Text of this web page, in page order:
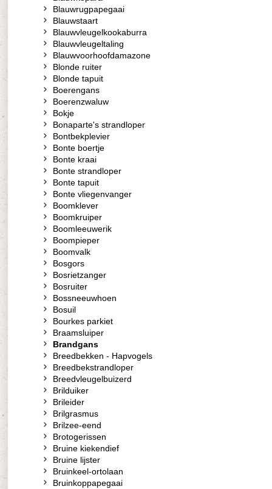
Blauwrugpapegaai
Blauwstaart
Blauwvleugelkookaburra
Blauwvleugeltaling
Blauwvoorhoofdamazone
Blonde ruiter
Blonde tapuit
Boerengans
Boerenzwaluw
Bokje
Bonaparte's strandloper
Bontbekplevier
Bonte boertje
Bonte kraai
Bonte strandloper
Bonte tapuit
Bonte vliegenvanger
Boomklever
Boomkruiper
Boomleeuwerik
Boompieper
Boomvalk
Bosgors
Bosrietzanger
Bosruiter
Bossneeuwhoen
Bosuil
Bourkes parkiet
Braamsluiper
Brandgans
Breedbekken - Hapvogels
Breedbekstrandloper
Breedvleugelbuizerd
Brilduiker
Brileider
Brilgrasmus
Brilzee-eend
Brotogerissen
Bruine kiekendief
Bruine lijster
Bruinkeel-ortolaan
Bruinkoppapegaai